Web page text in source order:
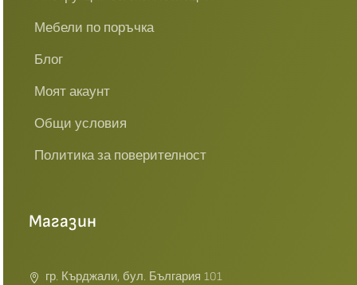
Мебели по поръчка
Блог
Моят акаунт
Общи условия
Политика за поверителност
Магазин
гр. Кърджали, бул. България 101